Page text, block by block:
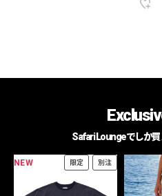
Safari Loungeでしか
NEW 限定 別注